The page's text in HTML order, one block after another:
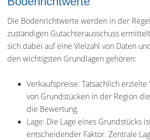
Die Bodenrichtwerte werden in der
zuständigen Gutachterausschuss
sich dabei auf eine Vielzahl von Daten
den wichtigsten Grundlagen gehören:
Verkaufspreise: Tatsächlich erzielte
von Grundstücken in der Region
die Bewertung.
Lage: Die Lage eines Grundstücks
entscheidender Faktor. Zentrale